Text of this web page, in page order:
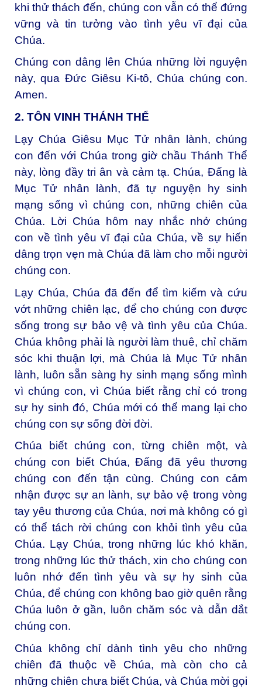
khi thử thách đến, chúng con vẫn có thể đứng
vững và tin tưởng vào tình yêu vĩ đại của
Chúa.
Chúng con dâng lên Chúa những lời nguyện
này, qua Đức Giêsu Ki-tô, Chúa chúng con.
Amen.
2. TÔN VINH THÁNH THỂ
Lạy Chúa Giêsu Mục Tử nhân lành, chúng
con đến với Chúa trong giờ chầu Thánh Thể
này, lòng đầy tri ân và cảm tạ. Chúa, Đấng là
Mục Tử nhân lành, đã tự nguyện hy sinh
mạng sống vì chúng con, những chiên của
Chúa. Lời Chúa hôm nay nhắc nhở chúng
con về tình yêu vĩ đại của Chúa, về sự hiến
dâng trọn vẹn mà Chúa đã làm cho mỗi người
chúng con.
Lạy Chúa, Chúa đã đến để tìm kiếm và cứu
vớt những chiên lạc, để cho chúng con được
sống trong sự bảo vệ và tình yêu của Chúa.
Chúa không phải là người làm thuê, chỉ chăm
sóc khi thuận lợi, mà Chúa là Mục Tử nhân
lành, luôn sẵn sàng hy sinh mạng sống mình
vì chúng con, vì Chúa biết rằng chỉ có trong
sự hy sinh đó, Chúa mới có thể mang lại cho
chúng con sự sống đời đời.
Chúa biết chúng con, từng chiên một, và
chúng con biết Chúa, Đấng đã yêu thương
chúng con đến tận cùng. Chúng con cảm
nhận được sự an lành, sự bảo vệ trong vòng
tay yêu thương của Chúa, nơi mà không có gì
có thể tách rời chúng con khỏi tình yêu của
Chúa. Lạy Chúa, trong những lúc khó khăn,
trong những lúc thử thách, xin cho chúng con
luôn nhớ đến tình yêu và sự hy sinh của
Chúa, để chúng con không bao giờ quên rằng
Chúa luôn ở gần, luôn chăm sóc và dẫn dắt
chúng con.
Chúa không chỉ dành tình yêu cho những
chiên đã thuộc về Chúa, mà còn cho cả
những chiên chưa biết Chúa, và Chúa mời gọi